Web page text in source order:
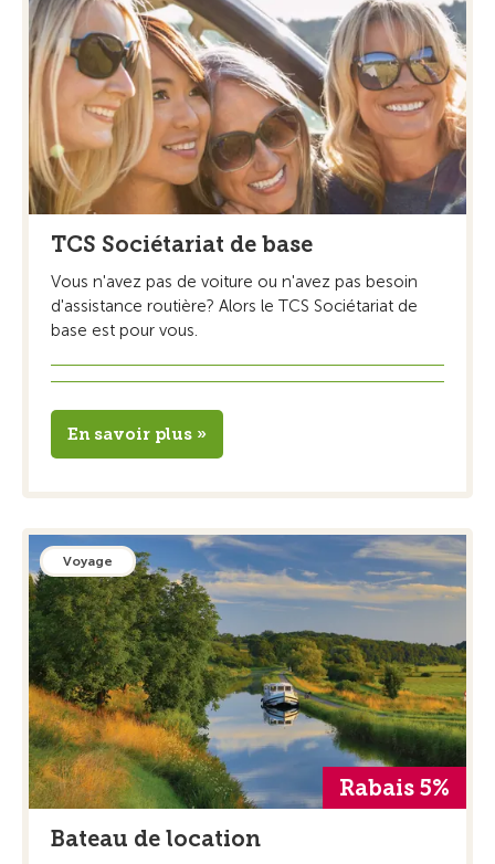
TCS Sociétariat de base
Vous n'avez pas de voiture ou n'avez pas besoin
d'assistance routière? Alors le TCS Sociétariat de
base est pour vous.
En savoir plus »
Voyage
Rabais 5%
Bateau de location